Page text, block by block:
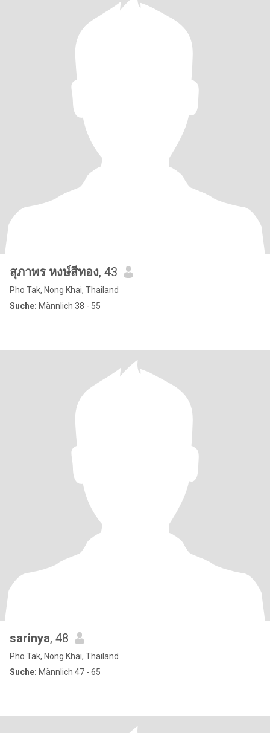
สุภาพร หงษ์สีทอง, 43
Pho Tak, Nong Khai, Thailand
Suche: Männlich 38 - 55
sarinya, 48
Pho Tak, Nong Khai, Thailand
Suche: Männlich 47 - 65